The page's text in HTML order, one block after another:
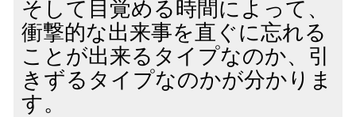
そして目覚める時間によって、
衝撃的な出来事を直ぐに忘れる
ことが出来るタイプなのか、引
きずるタイプなのかが分かりま
す。